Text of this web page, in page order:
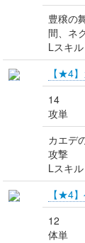
豊穣の
間、ネ
Lスキ
【★4
14
攻単
カエデ
攻撃
Lスキ
【★4
12
体単